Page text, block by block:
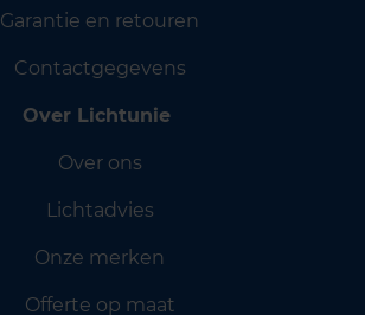
Garantie en retouren
Contactgegevens
Over Lichtunie
Over ons
Lichtadvies
Onze merken
Offerte op maat